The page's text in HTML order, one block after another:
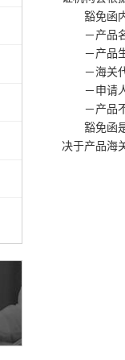
豁免函内
－产品
－产品生
－海关
－申请人
－产品不
豁免函是
决于产品海